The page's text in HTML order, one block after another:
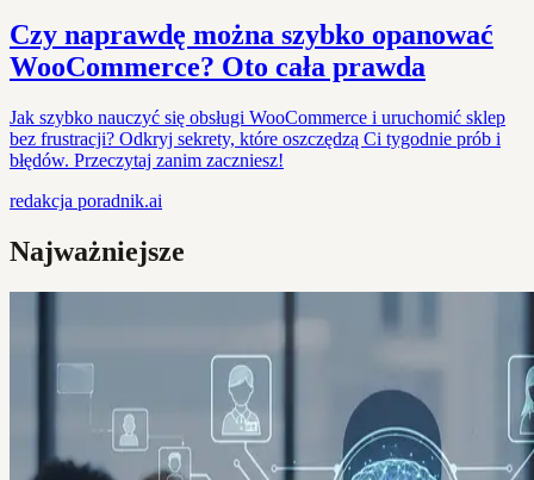
Czy naprawdę można szybko opanować
WooCommerce? Oto cała prawda
Jak szybko nauczyć się obsługi WooCommerce i uruchomić sklep
bez frustracji? Odkryj sekrety, które oszczędzą Ci tygodnie prób i
błędów. Przeczytaj zanim zaczniesz!
redakcja poradnik.ai
Najważniejsze